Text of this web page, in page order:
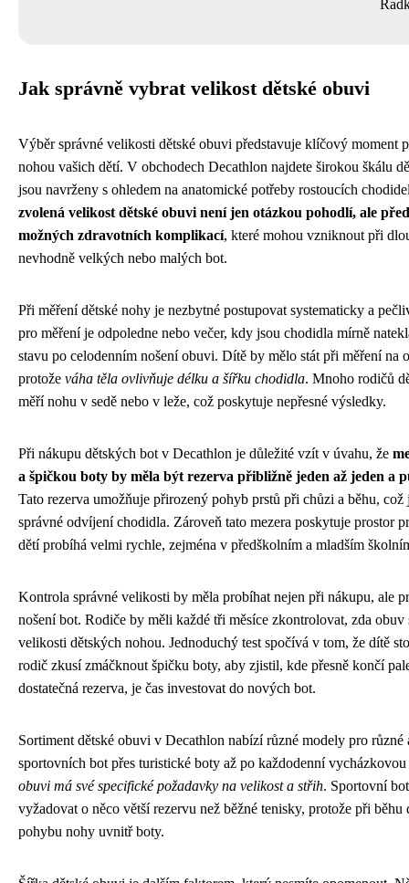
Jak správně vybrat velikost dětské obuvi
Výběr správné velikosti dětské obuvi představuje klíčový moment
nohou vašich dětí. V obchodech Decathlon najdete širokou škálu
jsou navrženy s ohledem na anatomické potřeby rostoucích
zvolená velikost dětské obuvi není jen otázkou pohodlí, ale
možných zdravotních komplikací, které mohou vzniknout při
nevhodně velkých nebo malých bot.
Při měření dětské nohy je nezbytné postupovat systematicky a
pro měření je odpoledne nebo večer, kdy jsou chodidla mírně
stavu po celodenním nošení obuvi. Dítě by mělo stát při měření na
protože váha těla ovlivňuje délku a šířku chodidla. Mnoho rodičů
měří nohu v sedě nebo v leže, což poskytuje nepřesné výsledky.
Při nákupu dětských bot v Decathlon je důležité vzít v úvahu, že
a špičkou boty by měla být rezerva přibližně jeden až jeden a
Tato rezerva umožňuje přirozený pohyb prstů při chůzi a běhu, což
správné odvíjení chodidla. Zároveň tato mezera poskytuje prostor
dětí probíhá velmi rychle, zejména v předškolním a mladším
Kontrola správné velikosti by měla probíhat nejen při nákupu, ale
nošení bot. Rodiče by měli každé tři měsíce zkontrolovat, zda obuv
velikosti dětských nohou. Jednoduchý test spočívá v tom, že dítě
rodič zkusí zmáčknout špičku boty, aby zjistil, kde přesně končí
dostatečná rezerva, je čas investovat do nových bot.
Sortiment dětské obuvi v Decathlon nabízí různé modely pro
sportovních bot přes turistické boty až po každodenní
obuvi má své specifické požadavky na velikost a střih. Sportovní
vyžadovat o něco větší rezervu než běžné tenisky, protože při běhu
pohybu nohy uvnitř boty.